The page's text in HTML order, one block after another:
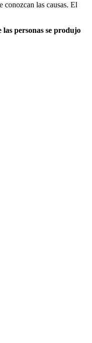
las causas. El
las personas se produjo